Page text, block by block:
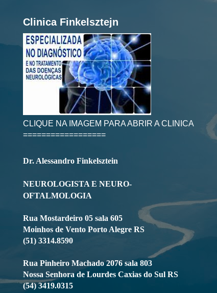
Clinica Finkelsztejn
CLIQUE NA IMAGEM PARA ABRIR A CLINICA
==================
Dr. Alessandro Finkelsztein
NEUROLOGISTA E NEURO-
OFTALMOLOGIA
Rua Mostardeiro 05 sala 605
Moinhos de Vento Porto Alegre RS
(51) 3314.8590
Rua Pinheiro Machado 2076 sala 803
Nossa Senhora de Lourdes Caxias do Sul RS
(54) 3419.0315